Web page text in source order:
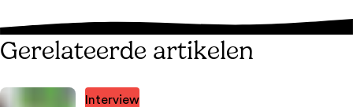
Gerelateerde artikelen
Interview